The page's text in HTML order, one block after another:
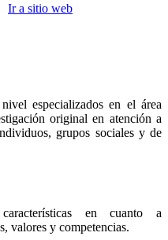
Ir a sitio web
especializados en el área
original en atención a
grupos sociales y de
en cuanto a
valores y competencias.